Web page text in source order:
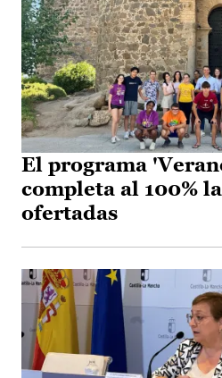
El programa
completa al 100%
ofertadas